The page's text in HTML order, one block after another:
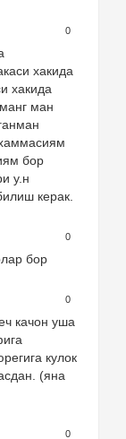
0
хакида
хакида
ман
бор
у.н
керак.
0
бор
0
качон уша
кулок
(яна
0